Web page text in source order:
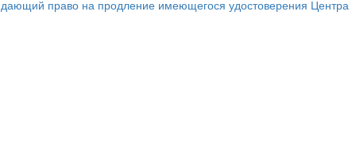
право на продление имеющегося удостоверения Центра